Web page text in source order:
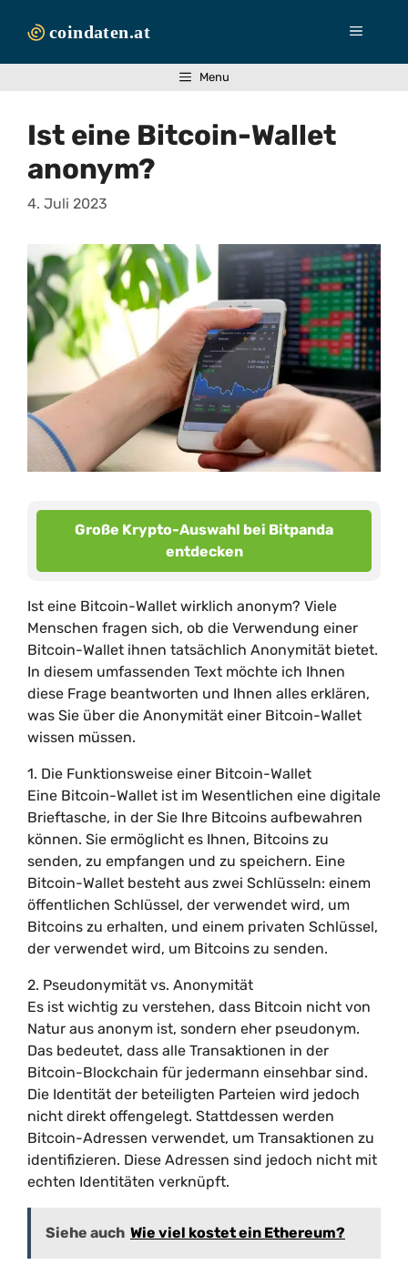
Inhalt
Menü
Menu
Ist eine Bitcoin-Wallet
anonym?
4. Juli 2023
Große Krypto-Auswahl bei Bitpanda
entdecken
Ist eine Bitcoin-Wallet wirklich anonym? Viele
Menschen fragen sich, ob die Verwendung einer
Bitcoin-Wallet ihnen tatsächlich Anonymität bietet.
In diesem umfassenden Text möchte ich Ihnen
diese Frage beantworten und Ihnen alles erklären,
was Sie über die Anonymität einer Bitcoin-Wallet
wissen müssen.
1. Die Funktionsweise einer Bitcoin-Wallet
Eine Bitcoin-Wallet ist im Wesentlichen eine digitale
Brieftasche, in der Sie Ihre Bitcoins aufbewahren
können. Sie ermöglicht es Ihnen, Bitcoins zu
senden, zu empfangen und zu speichern. Eine
Bitcoin-Wallet besteht aus zwei Schlüsseln: einem
öffentlichen Schlüssel, der verwendet wird, um
Bitcoins zu erhalten, und einem privaten Schlüssel,
der verwendet wird, um Bitcoins zu senden.
2. Pseudonymität vs. Anonymität
Es ist wichtig zu verstehen, dass Bitcoin nicht von
Natur aus anonym ist, sondern eher pseudonym.
Das bedeutet, dass alle Transaktionen in der
Bitcoin-Blockchain für jedermann einsehbar sind.
Die Identität der beteiligten Parteien wird jedoch
nicht direkt offengelegt. Stattdessen werden
Bitcoin-Adressen verwendet, um Transaktionen zu
identifizieren. Diese Adressen sind jedoch nicht mit
echten Identitäten verknüpft.
Siehe auch Wie viel kostet ein Ethereum?